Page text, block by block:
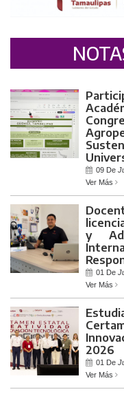
09 De
Ver Más
y
01 De
Ver Más
2026
01 De
Ver Más